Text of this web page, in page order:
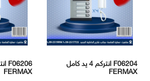
FERMAX
انتركم 4 يد كامل F06204
FERMAX